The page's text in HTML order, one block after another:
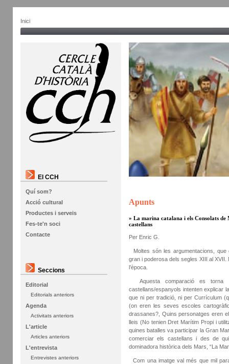
Inici
El CCH
Quí som?
Acció cultural
Productes i serveis
Fes-te'n soci
Contacte
Seccions
Editorial
Editorials anteriors
Agenda
Activitats anteriors
L'article
Articles anteriors
L'entrevista
Entrevistes anteriors
Apunts
» La marina catalana i els Consolats
castellans
Per Enric G.
Moltes són les argumentacions, que
gran i poderosa dels segles XIII al
l’època.
Aquesta comparació es torna
castellans/espanyols intenten explicar
que ni per tradició, ni per Currículum
(on eren les seves escoles
drassanes?, Quins personatges eren
lleis (No tenien Dret Marítim Propi i
quines batalles va participar la Gran
comerciar els castellans i des de
dominadora històrica dels Mars, “La
Com una imatge val més que mil